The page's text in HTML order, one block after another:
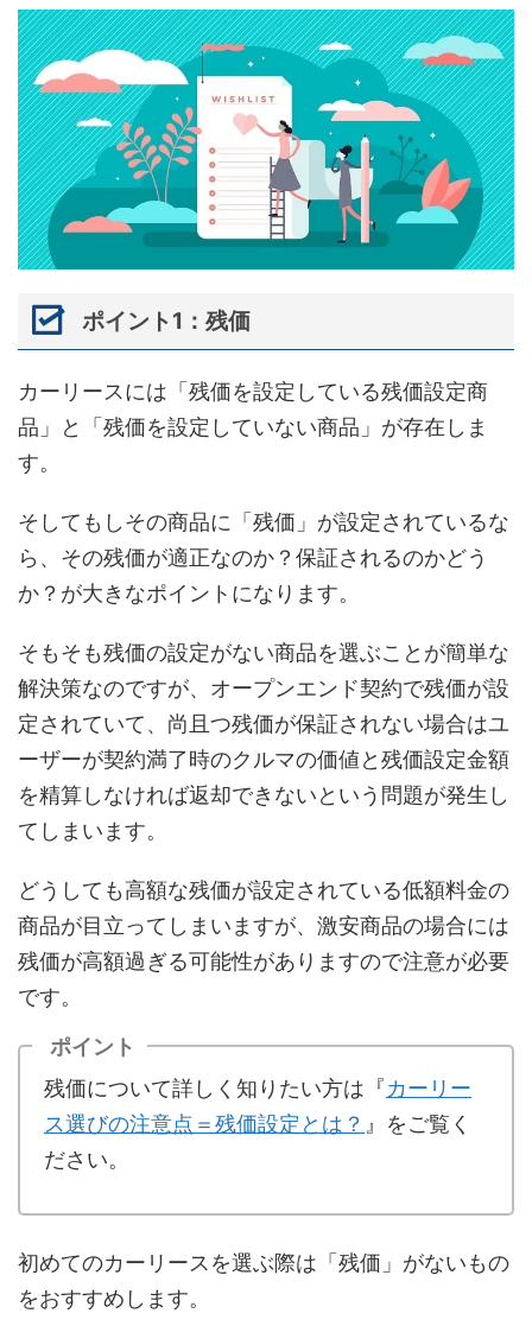
ポイント1：残価
カーリースには「残価を設定している残価設定商
品」と「残価を設定していない商品」が存在しま
す。
そしてもしその商品に「残価」が設定されているな
ら、その残価が適正なのか？保証されるのかどう
か？が大きなポイントになります。
そもそも残価の設定がない商品を選ぶことが簡単な
解決策なのですが、オープンエンド契約で残価が設
定されていて、尚且つ残価が保証されない場合はユ
ーザーが契約満了時のクルマの価値と残価設定金額
を精算しなければ返却できないという問題が発生し
てしまいます。
どうしても高額な残価が設定されている低額料金の
商品が目立ってしまいますが、激安商品の場合には
残価が高額過ぎる可能性がありますので注意が必要
です。
ポイント
残価について詳しく知りたい方は『カーリー
ス選びの注意点＝残価設定とは？ 』をご覧く
ださい。
初めてのカーリースを選ぶ際は「残価」がないもの
をおすすめします。